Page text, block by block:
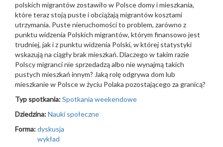
polskich migrantów zostawiło w Polsce domy i mieszkania,
które teraz stoją puste i obciążają migrantów kosztami
utrzymania. Puste nieruchomości to problem, zarówno z
punktu widzenia Polskich migrantów, którym finansowo jest
trudniej, jak i z punktu widzenia Polski, w której statystyki
wskazują na ciągły brak mieszkań. Dlaczego w takim razie
Polscy migranci nie sprzedadzą albo nie wynajmą takich
pustych mieszkań innym? Jaką rolę odgrywa dom lub
mieszkanie w Polsce w życiu Polaka pozostającego za granicą?
Typ spotkania:Spotkania weekendowe
Dziedzina:Nauki społeczne
Forma:dyskusja
wykład